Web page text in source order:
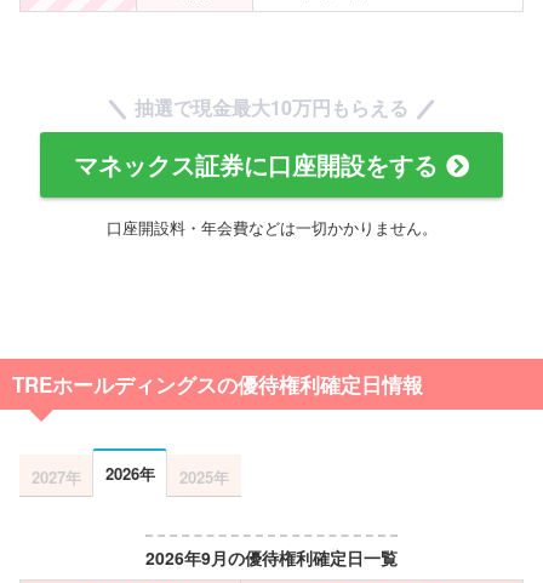
抽選で現金最大10万円もらえる
マネックス証券に口座開設をする
口座開設料・年会費などは一切かかりません。
TREホールディングスの優待権利確定日情報
2027年 2026年 2025年
2026年9月の優待権利確定日一覧